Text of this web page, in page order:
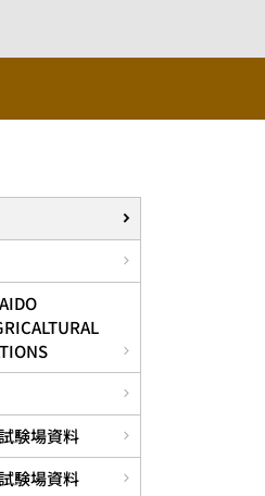
験場資料
験場資料